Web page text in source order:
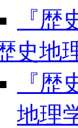
『
史地
『
地理